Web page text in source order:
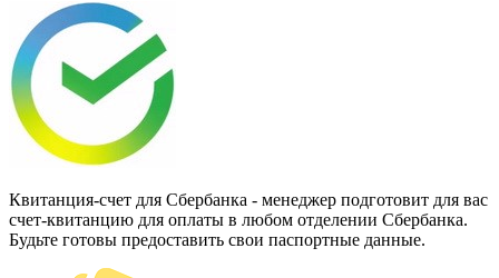
Квитанция-счет для Сбербанка - менеджер подготовит для вас
счет-квитанцию для оплаты в любом отделении Сбербанка.
Будьте готовы предоставить свои паспортные данные.